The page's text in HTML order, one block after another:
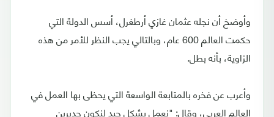
وأوضخ أن نجله عثمان غازي أرطغرل، أسس الدولة التي
حكمت العالم 600 عام، وبالتالي يجب النظر للأمر من هذه
الزاوية، بأنه بطل.
وأعرب عن فخره بالمتابعة الواسعة التي يحظى بها العمل في
العالم العربي، وقال: "نعمل بشكل جيد لنكون جديرين